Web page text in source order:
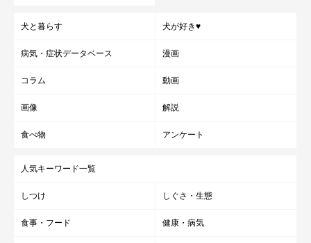
犬と暮らす 犬が好き♥
病気・症状データベース 漫画
コラム 動画
画像 解説
食べ物 アンケート
人気キーワード一覧
しつけ しぐさ・生態
食事・フード 健康・病気